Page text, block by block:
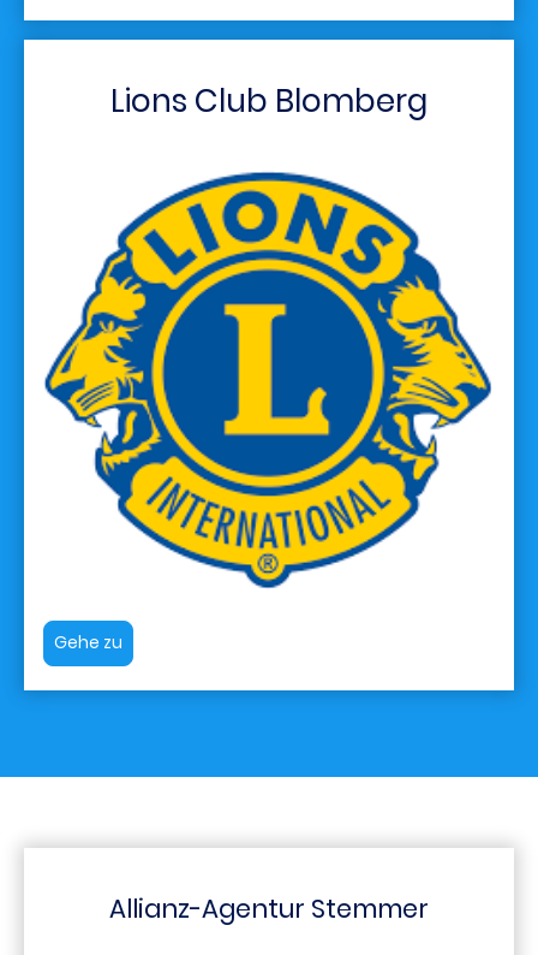
Lions Club Blomberg
Gehe zu
Allianz-Agentur Stemmer